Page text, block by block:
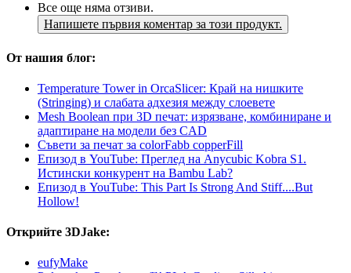
Все още няма отзиви.
Напишете първия коментар за този продукт.
От нашия блог:
Temperature Tower in OrcaSlicer: Край на нишките
(Stringing) и слабата адхезия между слоевете
Mesh Boolean при 3D печат: изрязване, комбиниране и
адаптиране на модели без CAD
Съвети за печат за colorFabb copperFill
Епизод в YouTube: Преглед на Anycubic Kobra S1.
Истински конкурент на Bambu Lab?
Епизод в YouTube: This Part Is Strong And Stiff....But
Hollow!
Открийте 3DJake:
eufyMake